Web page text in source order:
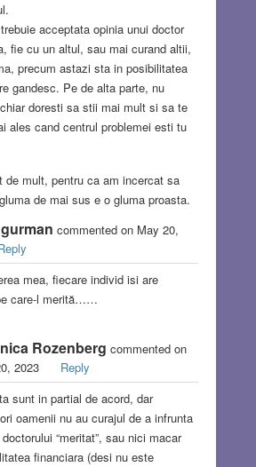
acceptata opinia unui doctor
fie cu un altul, sau mai curand altii,
precum astazi sta in posibilitatea
gandesc. Pe de alta parte, nu
doresti sa stii mai mult si sa te
ales cand centrul problemei esti tu
de mult, pentru ca am incercat sa
de mai sus e o gluma proasta.
commented on May 20,
mea, fiecare individ isi are
care-l merită……
Rozenberg commented on
2023
Reply
sunt in partial de acord, dar
oamenii nu au curajul de a infrunta
“meritat”, sau nici macar
financiara (desi nu este